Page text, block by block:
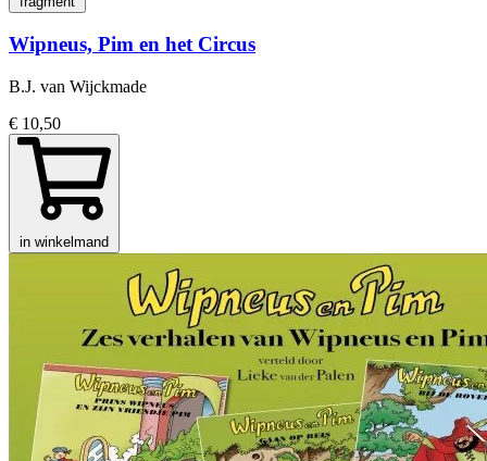
Wipneus, Pim en het Circus
B.J. van Wijckmade
€ 10,50
in winkelmand